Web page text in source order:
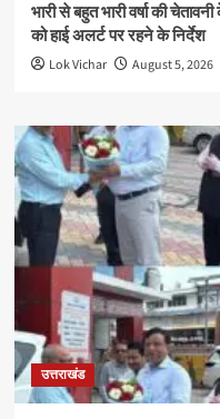
भारी से बहुत भारी वर्षा की
को हाई अलर्ट पर रहने के निर्देश
Lok Vichar August 5, 2026
उत्तराखंड